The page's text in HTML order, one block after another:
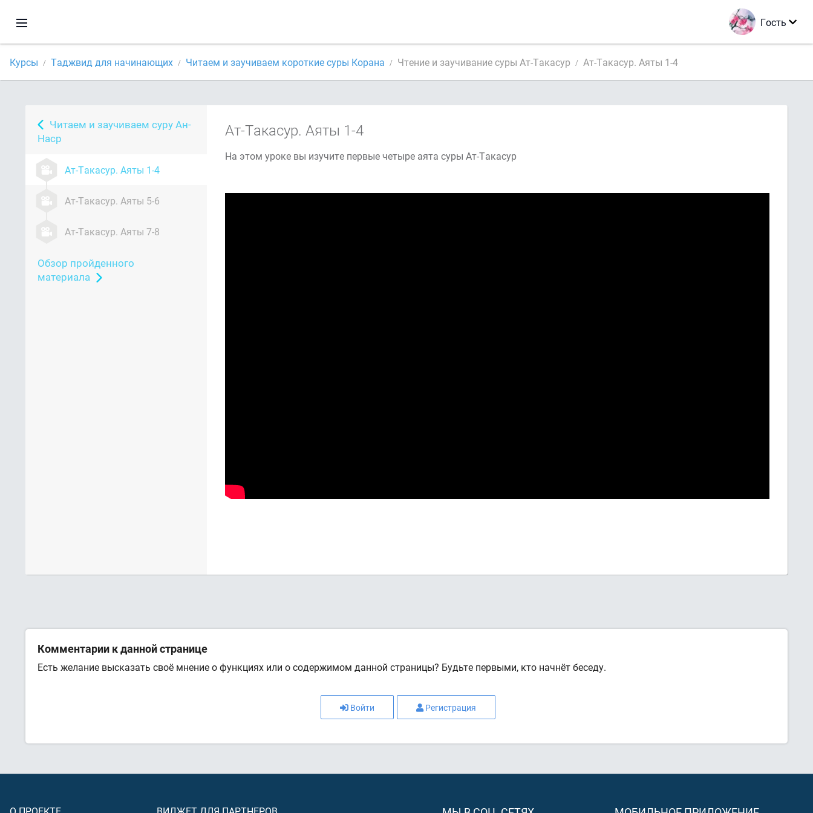
Гость
Курсы Таджвид для начинающих Читаем и заучиваем короткие суры Корана Чтение и заучивание суры Ат-Такасур Ат-Такасур. Аяты 1-4
Читаем и заучиваем суру Ан-
Наср
Ат-Такасур. Аяты 1-4
Ат-Такасур. Аяты 5-6
Ат-Такасур. Аяты 7-8
Обзор пройденного
материала
Ат-Такасур. Аяты 1-4
На этом уроке вы изучите первые четыре аята суры Ат-Такасур
Комментарии к данной странице
Есть желание высказать своё мнение о функциях или о содержимом данной страницы? Будьте первыми, кто начнёт беседу.
Войти Регистрация